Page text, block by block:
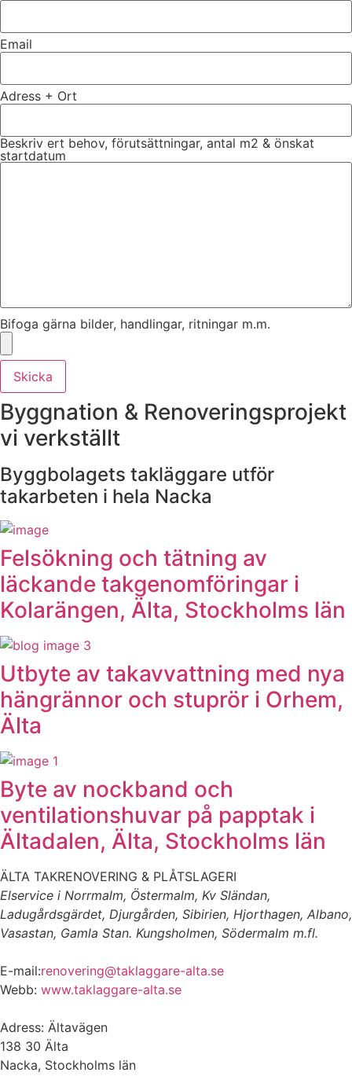
Email
Adress + Ort
Beskriv ert behov, förutsättningar, antal m2 & önskat
startdatum
Bifoga gärna bilder, handlingar, ritningar m.m.
Skicka
Byggnation & Renoveringsprojekt
vi verkställt
Byggbolagets takläggare utför
takarbeten i hela Nacka
Felsökning och tätning av
läckande takgenomföringar i
Kolarängen, Älta, Stockholms län
Utbyte av takavvattning med nya
hängrännor och stuprör i Orhem,
Älta
Byte av nockband och
ventilationshuvar på papptak i
Ältadalen, Älta, Stockholms län
ÄLTA TAKRENOVERING & PLÅTSLAGERI
Elservice i Norrmalm, Östermalm, Kv Sländan,
Ladugårdsgärdet, Djurgården, Sibirien, Hjorthagen, Albano,
Vasastan, Gamla Stan. Kungsholmen, Södermalm m.fl.
E-mail:renovering@taklaggare-alta.se
Webb: www.taklaggare-alta.se
Adress: Ältavägen
138 30 Älta
Nacka, Stockholms län